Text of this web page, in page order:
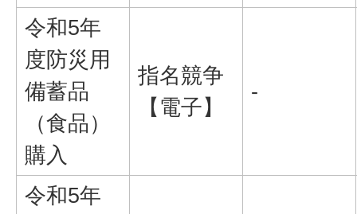
令和5年
度防災用
備蓄品
（食品）
購入
指名競争
【電子】
-
令和5年